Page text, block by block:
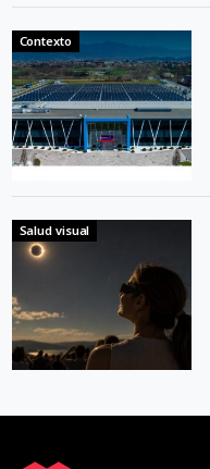
Contexto
Salud visual